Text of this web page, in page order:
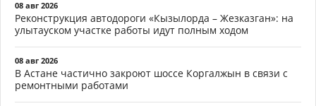
08 авг 2026
Реконструкция автодороги «Кызылорда – Жезказган»: на
улытауском участке работы идут полным ходом
08 авг 2026
В Астане частично закроют шоссе Коргалжын в связи с
ремонтными работами